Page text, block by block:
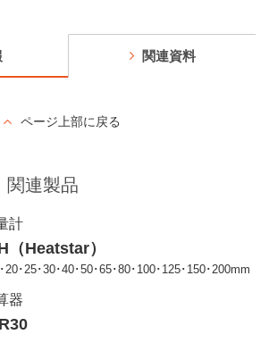
関連資料
ページ上部に戻る
関連製品
計
（Heatstar）
20･25･30･40･50･65･80･100･125･150･200mm
器